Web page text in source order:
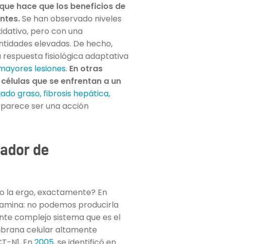
hace que los beneficios de
Se han observado niveles
pero con una
elevadas. De hecho,
fisiológica adaptativa
lesiones. En otras
que se enfrentan a un
graso, fibrosis hepática,
ser una acción
de
la ergo, exactamente? En
no podemos producirla
complejo sistema que es el
celular altamente